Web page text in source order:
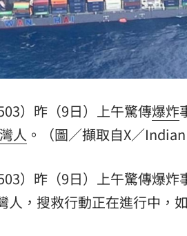
）昨（9日）上午驚傳爆炸
人 。（圖／擷取自X／Indian
）昨（9日）上午驚傳爆炸
，搜救行動正在進行中，